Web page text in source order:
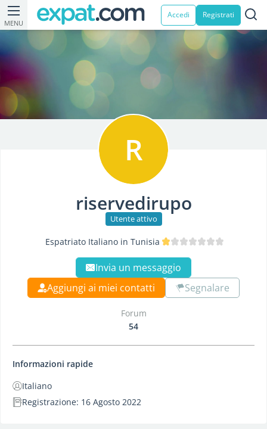
MENU
Accedi Registrati
R
riservedirupo
Utente attivo
Espatriato Italiano in Tunisia
Invia un messaggio
Aggiungi ai miei contatti
Segnalare
Forum
54
Informazioni rapide
Italiano
Registrazione: 16 Agosto 2022